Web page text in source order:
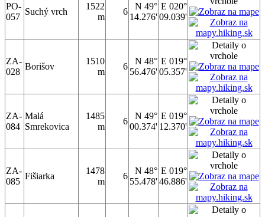
PO-
057
Suchý vrch
1522
m
6
N 49°
14.276'
E 020°
09.039'
ZA-
028
Borišov
1510
m
6
N 48°
56.476'
E 019°
05.357'
ZA-
084
Malá
Smrekovica
1485
m
6
N 49°
00.374'
E 019°
12.370'
ZA-
085
Fišiarka
1478
m
6
N 48°
55.478'
E 019°
46.886'